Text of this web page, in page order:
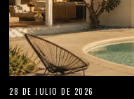
28 DE JULIO DE 2026